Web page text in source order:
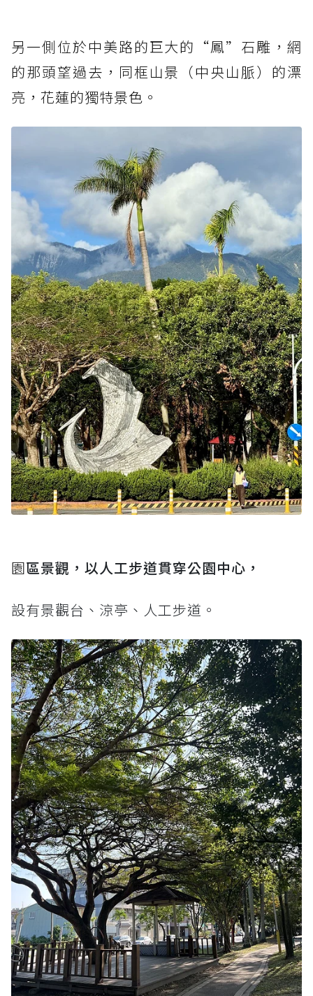
另一側位於中美路的巨大的“鳳”石雕，網
的那頭望過去，同框山景（中央山脈）的漂
亮，花蓮的獨特景色。
園區景觀，以人工步道貫穿公園中心，
設有景觀台、涼亭、人工步道。